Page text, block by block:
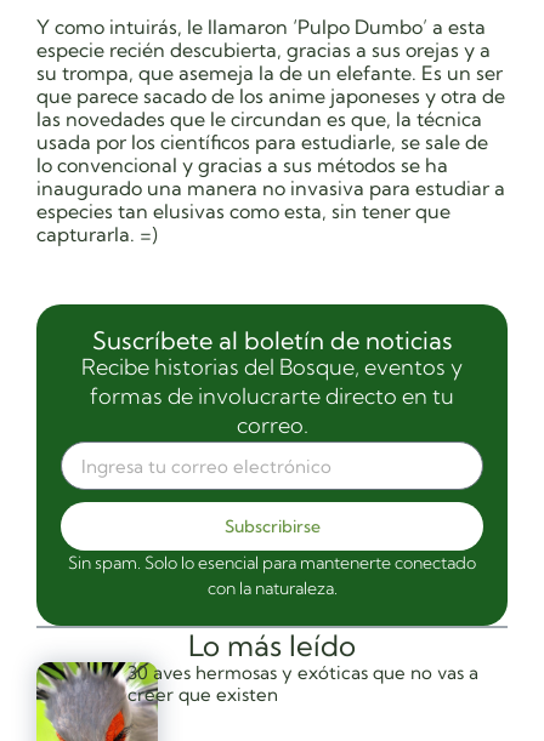
Y como intuirás, le llamaron ‘Pulpo Dumbo’ a esta
especie recién descubierta, gracias a sus orejas y a
su trompa, que asemeja la de un elefante. Es un ser
que parece sacado de los anime japoneses y otra de
las novedades que le circundan es que, la técnica
usada por los científicos para estudiarle, se sale de
lo convencional y gracias a sus métodos se ha
inaugurado una manera no invasiva para estudiar a
especies tan elusivas como esta, sin tener que
capturarla. =)
Lo más leído
30 aves hermosas y exóticas que no vas a
creer que existen
Suscríbete al boletín de noticias
Recibe historias del Bosque, eventos y
formas de involucrarte directo en tu
correo.
Subscribirse
Sin spam. Solo lo esencial para mantenerte conectado
con la naturaleza.